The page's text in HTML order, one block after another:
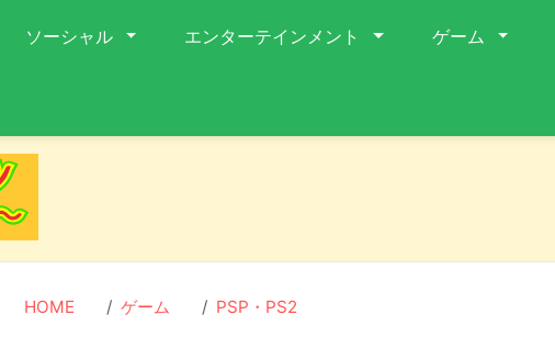
ソーシャル エンターテインメント ゲーム
HOME ゲーム PSP・PS2